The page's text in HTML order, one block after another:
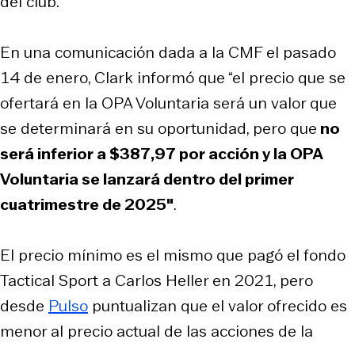
En una comunicación dada a la CMF el pasado
14 de enero, Clark informó que “el precio que se
ofertará en la OPA Voluntaria será un valor que
se determinará en su oportunidad, pero que no
será inferior a $387,97 por acción y la OPA
Voluntaria se lanzará dentro del primer
cuatrimestre de 2025″.
El precio mínimo es el mismo que pagó el fondo
Tactical Sport a Carlos Heller en 2021, pero
desde Pulso puntualizan que el valor ofrecido es
menor al precio actual de las acciones de la